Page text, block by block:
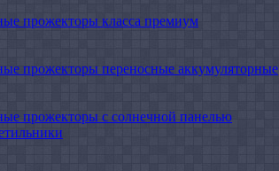
прожекторы класса премиум
прожекторы переносные аккумуляторные
прожекторы с солнечной панелью